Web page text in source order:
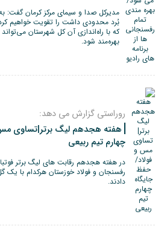
مدیرکل صدا و سیمای مرکز کرمان گفت:
بُرد محدودی داشت را تقویت خواهیم
که با راه‌اندازی آن کل شهرستان می‌تواند
بهره‌مند شود.
روراستی گزارش می دهد:
هفته هجدهم لیگ برتر|تساوی
چهارم تیم ربیعی
در هفته هجدهم رقابت های لیگ برتر
رفسنجان و فولاد خوزستان هرکدام با یک
دادند.